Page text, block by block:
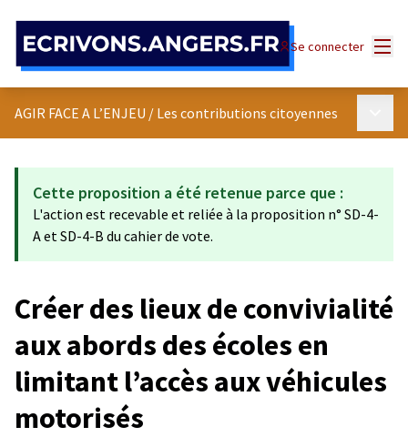
Se connecter
AGIR FACE A L’ENJEU / Les contributions citoyennes
Cette proposition a été retenue parce que :
L'action est recevable et reliée à la proposition n° SD-4-
A et SD-4-B du cahier de vote.
Créer des lieux de convivialité
aux abords des écoles en
limitant l’accès aux véhicules
motorisés